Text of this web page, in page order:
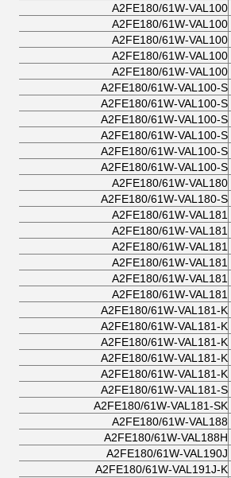
A2FE180/61W-VAL100
A2FE180/61W-VAL100
A2FE180/61W-VAL100
A2FE180/61W-VAL100
A2FE180/61W-VAL100
A2FE180/61W-VAL100-S
A2FE180/61W-VAL100-S
A2FE180/61W-VAL100-S
A2FE180/61W-VAL100-S
A2FE180/61W-VAL100-S
A2FE180/61W-VAL100-S
A2FE180/61W-VAL180
A2FE180/61W-VAL180-S
A2FE180/61W-VAL181
A2FE180/61W-VAL181
A2FE180/61W-VAL181
A2FE180/61W-VAL181
A2FE180/61W-VAL181
A2FE180/61W-VAL181
A2FE180/61W-VAL181-K
A2FE180/61W-VAL181-K
A2FE180/61W-VAL181-K
A2FE180/61W-VAL181-K
A2FE180/61W-VAL181-K
A2FE180/61W-VAL181-S
A2FE180/61W-VAL181-SK
A2FE180/61W-VAL188
A2FE180/61W-VAL188H
A2FE180/61W-VAL190J
A2FE180/61W-VAL191J-K